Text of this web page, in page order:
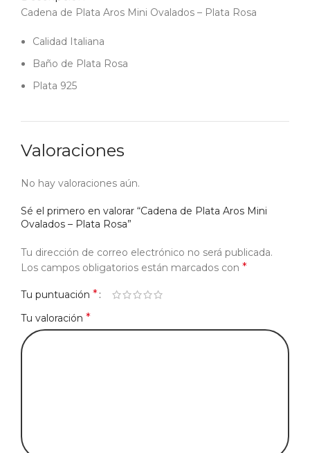
Cadena de Plata Aros Mini Ovalados – Plata Rosa
Calidad Italiana
Baño de Plata Rosa
Plata 925
Valoraciones
No hay valoraciones aún.
Sé el primero en valorar “Cadena de Plata Aros Mini
Ovalados – Plata Rosa”
Tu dirección de correo electrónico no será publicada.
Los campos obligatorios están marcados con *
Tu puntuación *
Tu valoración *